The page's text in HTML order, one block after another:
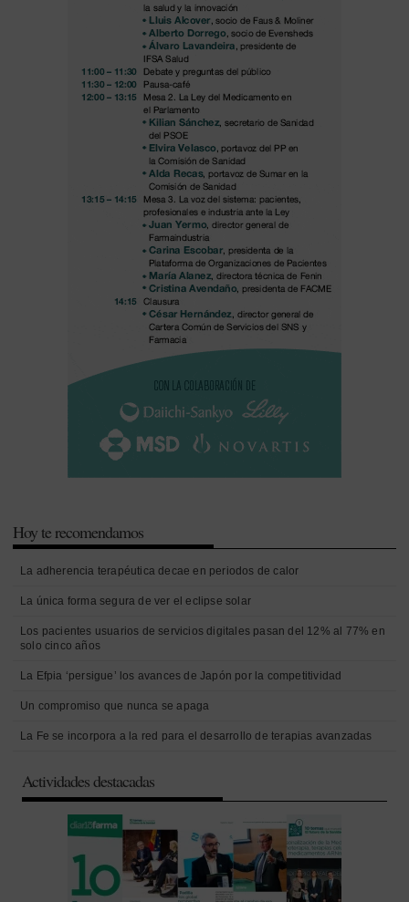
Hoy te recomendamos
La adherencia terapéutica decae en periodos de calor
La única forma segura de ver el eclipse solar
Los pacientes usuarios de servicios digitales pasan del 12% al 77% en
solo cinco años
La Efpia ‘persigue’ los avances de Japón por la competitividad
Un compromiso que nunca se apaga
La Fe se incorpora a la red para el desarrollo de terapias avanzadas
Actividades destacadas